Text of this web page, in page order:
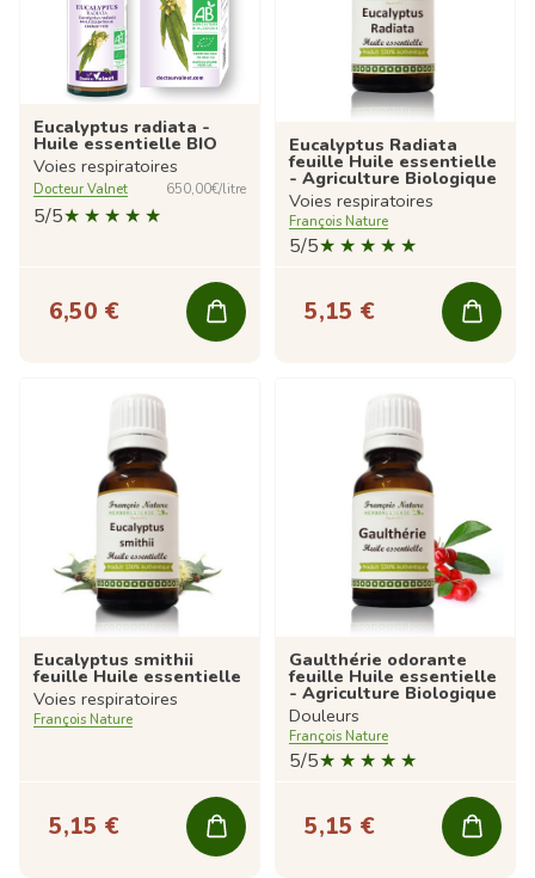
Eucalyptus radiata -
Huile essentielle BIO
Voies respiratoires
Docteur Valnet 650,00€/litre
5/5
6,50 €
Eucalyptus Radiata
feuille Huile essentielle
- Agriculture Biologique
Voies respiratoires
François Nature
5/5
5,15 €
Eucalyptus smithii
feuille Huile essentielle
Voies respiratoires
François Nature
5,15 €
Gaulthérie odorante
feuille Huile essentielle
- Agriculture Biologique
Douleurs
François Nature
5/5
5,15 €